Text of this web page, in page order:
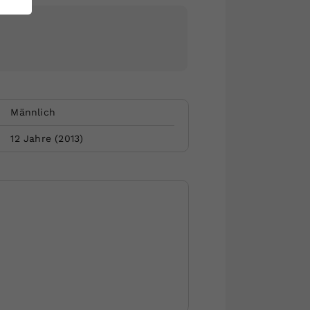
Männlich
12 Jahre (2013)